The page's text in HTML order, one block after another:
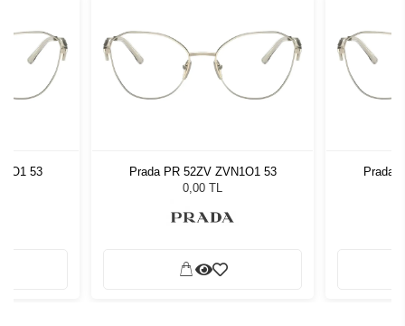
53
Prada PR 52ZV ZVN1O1 53
0,00 TL
Prada